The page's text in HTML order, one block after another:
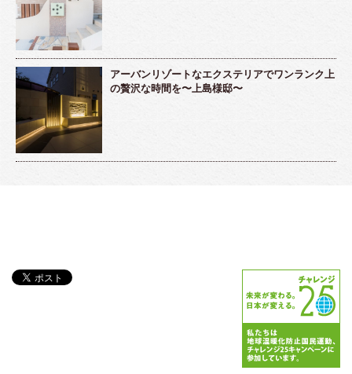
アーバンリゾートなエクステリアでワンランク上
の贅沢な時間を〜上島様邸〜